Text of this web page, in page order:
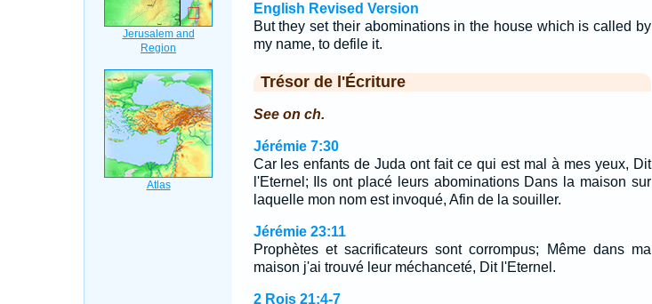
English Revised Version
But they set their abominations in the house which is called by
my name, to defile it.
Trésor de l'Écriture
See on ch.
Jérémie 7:30
Car les enfants de Juda ont fait ce qui est mal à mes yeux, Dit
l'Eternel; Ils ont placé leurs abominations Dans la maison sur
laquelle mon nom est invoqué, Afin de la souiller.
Jérémie 23:11
Prophètes et sacrificateurs sont corrompus; Même dans ma
maison j'ai trouvé leur méchanceté, Dit l'Eternel.
2 Rois 21:4-7